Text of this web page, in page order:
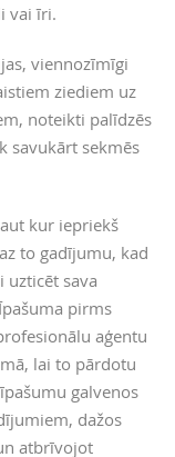
vai īri.
viennozīmīgi
ziediem uz
noteikti palīdzēs
savukārt sekmēs
kur iepriekš
to gadījumu, kad
uzticēt sava
pirms
aģentu
lai to pārdotu
galvenos
dažos
atbrīvojot